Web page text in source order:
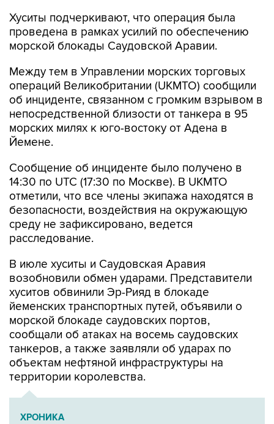
Хуситы подчеркивают, что операция была
проведена в рамках усилий по обеспечению
морской блокады Саудовской Аравии.
Между тем в Управлении морских торговых
операций Великобритании (UKMTO) сообщили
об инциденте, связанном с громким взрывом в
непосредственной близости от танкера в 95
морских милях к юго-востоку от Адена в
Йемене.
Сообщение об инциденте было получено в
14:30 по UTC (17:30 по Москве). В UKMTO
отметили, что все члены экипажа находятся в
безопасности, воздействия на окружающую
среду не зафиксировано, ведется
расследование.
В июле хуситы и Саудовская Аравия
возобновили обмен ударами. Представители
хуситов обвинили Эр-Рияд в блокаде
йеменских транспортных путей, объявили о
морской блокаде саудовских портов,
сообщали об атаках на восемь саудовских
танкеров, а также заявляли об ударах по
объектам нефтяной инфраструктуры на
территории королевства.
ХРОНИКА